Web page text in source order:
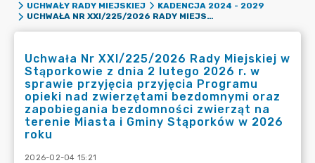
UCHWAŁY RADY MIEJSKIEJ
KADENCJA 2024 - 2029
UCHWAŁA NR XXI/225/2026 RADY MIEJSKIEJ W STĄPORKOWIE Z DNIA 2 LUTEGO 2026 R. W SPRAWIE PRZYJĘCIA PRZYJĘCIA PROGRAMU OPIEKI NAD ZWIERZĘTAMI BEZDOMNYMI ORAZ ZAPOBIEGANIA BEZDOMNOŚCI ZWIERZĄT NA TERENIE MIASTA I GMINY STĄPORKÓW W 2026 ROKU
Uchwała Nr XXI/225/2026 Rady Miejskiej w
Stąporkowie z dnia 2 lutego 2026 r. w
sprawie przyjęcia przyjęcia Programu
opieki nad zwierzętami bezdomnymi oraz
zapobiegania bezdomności zwierząt na
terenie Miasta i Gminy Stąporków w 2026
roku
2026-02-04 15:21